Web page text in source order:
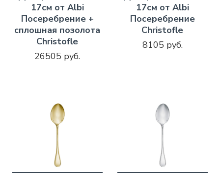
17см от Albi
Посеребрение +
сплошная позолота
Christofle
26505 руб.
17см от Albi
Посеребрение
Christofle
8105 руб.